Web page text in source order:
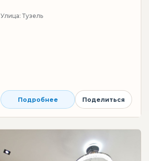
Улица: Тузель
Подробнее Поделиться